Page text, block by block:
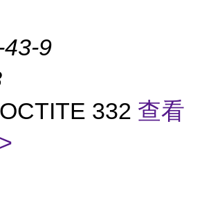
9
332 查看